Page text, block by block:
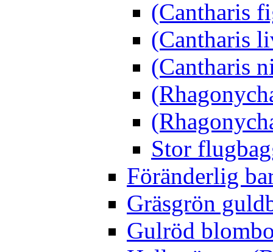
(Cantharis
(Cantharis
(Cantharis
Stor
Föränderlig
Gräsgrön
Gulröd